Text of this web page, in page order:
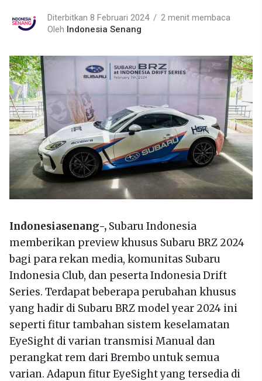
Diterbitkan 8 Februari 2024
2 menit membaca
Oleh Indonesia Senang
Indonesiasenang-, Subaru Indonesia
memberikan preview khusus Subaru BRZ 2024
bagi para rekan media, komunitas Subaru
Indonesia Club, dan peserta Indonesia Drift
Series. Terdapat beberapa perubahan khusus
yang hadir di Subaru BRZ model year 2024 ini
seperti fitur tambahan sistem keselamatan
EyeSight di varian transmisi Manual dan
perangkat rem dari Brembo untuk semua
varian. Adapun fitur EyeSight yang tersedia di